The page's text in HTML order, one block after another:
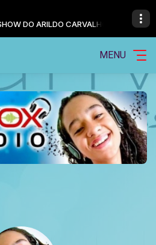
DO ARILDO CARVALHO com ARILDO
Oh, People (Official Music Audio)
MENU